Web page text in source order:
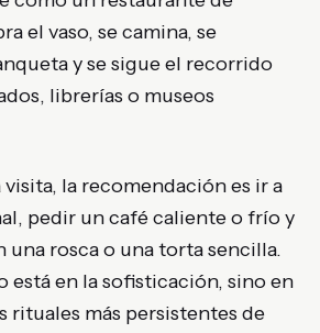
el vaso, se camina, se
y se sigue el recorrido
librerías o museos
visita, la recomendación es ir a
pedir un café caliente o frío y
una rosca o una torta sencilla.
está en la sofisticación, sino en
rituales más persistentes de